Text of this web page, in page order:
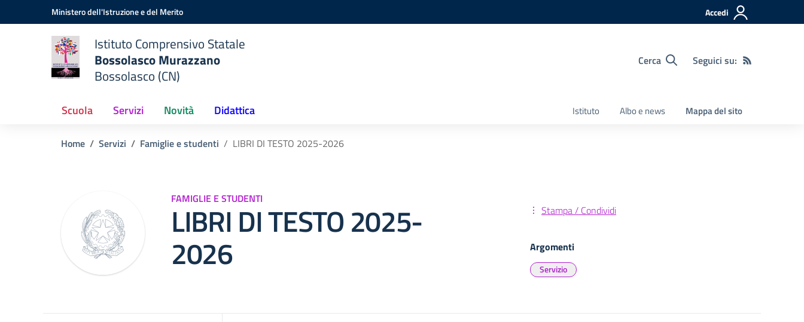
Vai ai contenuti
Vai al menu di navigazioneMinistero dell'Istruzione e del Merito Accedi
Istituto Comprensivo Statale
Bossolasco Murazzano
Bossolasco (CN)
Cerca Seguici su:
Scuola Servizi Novità Didattica Istituto Albo e news Mappa del sito
Home Servizi Famiglie e studenti LIBRI DI TESTO 2025-2026
FAMIGLIE E STUDENTI
LIBRI DI TESTO 2025-
2026
Stampa / Condividi
Argomenti
Servizio